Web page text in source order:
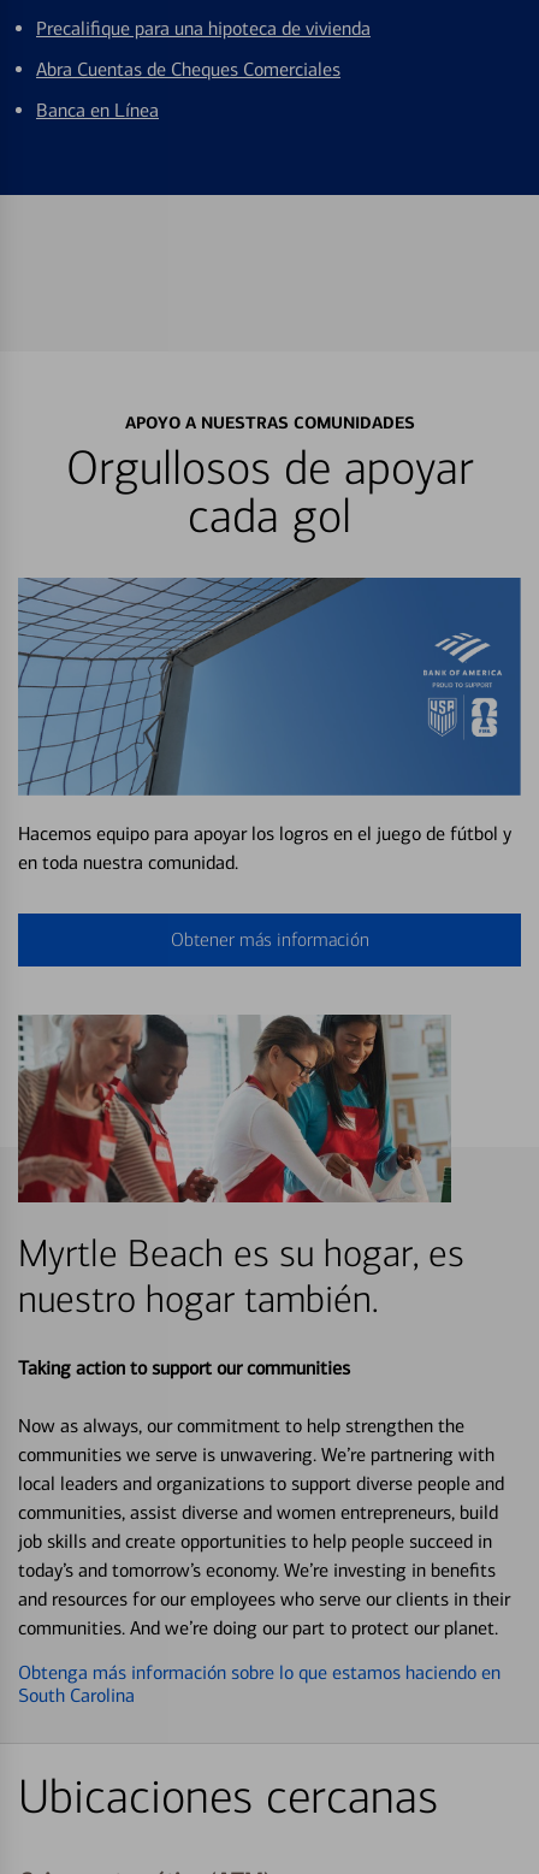
Precalifique para una hipoteca de vivienda
Abra Cuentas de Cheques Comerciales
Banca en Línea
APOYO A NUESTRAS COMUNIDADES
Orgullosos de apoyar
cada gol
Hacemos equipo para apoyar los logros en el juego de fútbol y
en toda nuestra comunidad.
Obtener más información
Myrtle Beach es su hogar, es
nuestro hogar también.
Taking action to support our communities
Now as always, our commitment to help strengthen the
communities we serve is unwavering. We’re partnering with
local leaders and organizations to support diverse people and
communities, assist diverse and women entrepreneurs, build
job skills and create opportunities to help people succeed in
today’s and tomorrow’s economy. We’re investing in benefits
and resources for our employees who serve our clients in their
communities. And we’re doing our part to protect our planet.
Obtenga más información sobre lo que estamos haciendo en
South Carolina
Ubicaciones cercanas